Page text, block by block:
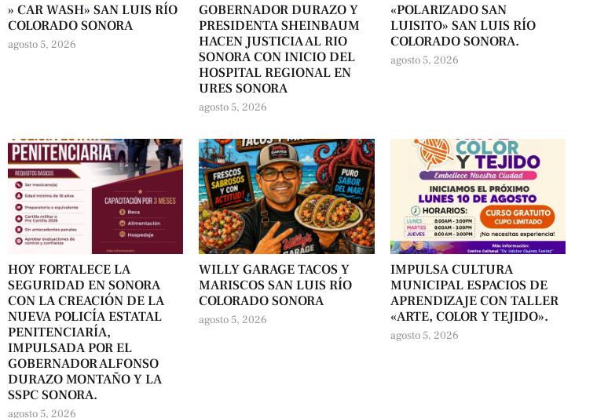
» CAR WASH» SAN LUIS RÍO
COLORADO SONORA
agosto 5, 2026
GOBERNADOR DURAZO Y
PRESIDENTA SHEINBAUM
HACEN JUSTICIA AL RIO
SONORA CON INICIO DEL
HOSPITAL REGIONAL EN
URES SONORA
agosto 5, 2026
«POLARIZADO SAN
LUISITO» SAN LUIS RÍO
COLORADO SONORA.
agosto 5, 2026
HOY FORTALECE LA
SEGURIDAD EN SONORA
CON LA CREACIÓN DE LA
NUEVA POLICÍA ESTATAL
PENITENCIARÍA,
IMPULSADA POR EL
GOBERNADOR ALFONSO
DURAZO MONTAÑO Y LA
SSPC SONORA.
agosto 5, 2026
WILLY GARAGE TACOS Y
MARISCOS SAN LUIS RÍO
COLORADO SONORA
agosto 5, 2026
IMPULSA CULTURA
MUNICIPAL ESPACIOS DE
APRENDIZAJE CON TALLER
«ARTE, COLOR Y TEJIDO».
agosto 5, 2026